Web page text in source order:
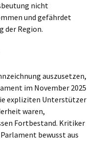
nicht
und gefährdet
der Region.
auszusetzen,
im November 2025
expliziten Unterstützer
waren,
Fortbestand. Kritiker
bewusst aus